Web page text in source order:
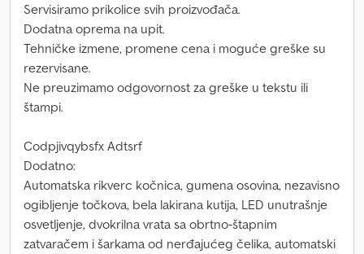
Servisiramo prikolice svih proizvođača.
Dodatna oprema na upit.
Tehničke izmene, promene cena i moguće greške su
rezervisane.
Ne preuzimamo odgovornost za greške u tekstu ili
štampi.
Codpjivqybsfx Adtsrf
Dodatno:
Automatska rikverc kočnica, gumena osovina, nezavisno
ogibljenje točkova, bela lakirana kutija, LED unutrašnje
osvetljenje, dvokrilna vrata sa obrtno-štapnim
zatvaračem i šarkama od nerđajućeg čelika, automatski